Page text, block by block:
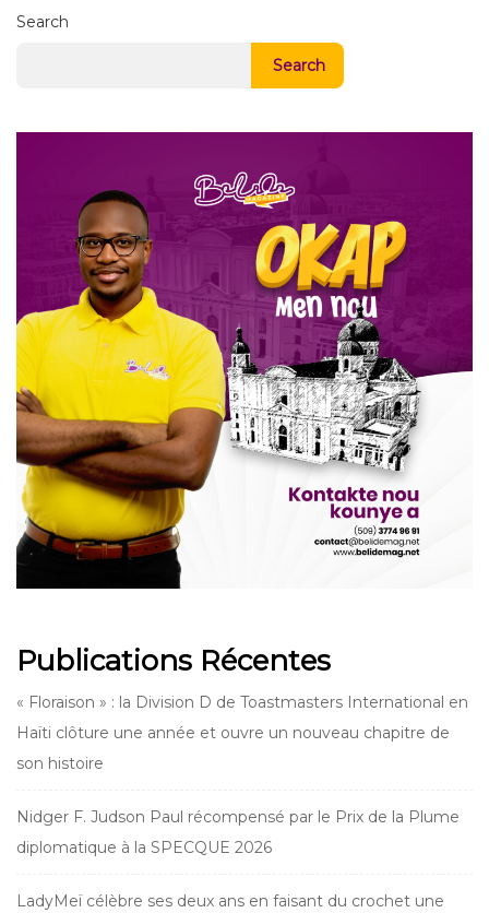
Search
Search
Publications Récentes
« Floraison » : la Division D de Toastmasters International en
Haïti clôture une année et ouvre un nouveau chapitre de
son histoire
Nidger F. Judson Paul récompensé par le Prix de la Plume
diplomatique à la SPECQUE 2026
LadyMeï célèbre ses deux ans en faisant du crochet une